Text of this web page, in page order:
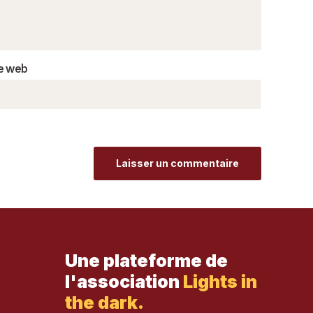
web
Une plateforme de
l'association Lights in
the dark.